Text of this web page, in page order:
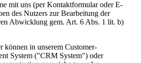
mit uns (per Kontaktformular oder E-
des Nutzers zur Bearbeitung der
Abwicklung gem. Art. 6 Abs. 1 lit. b)
können in unserem Customer-
System ("CRM System") oder